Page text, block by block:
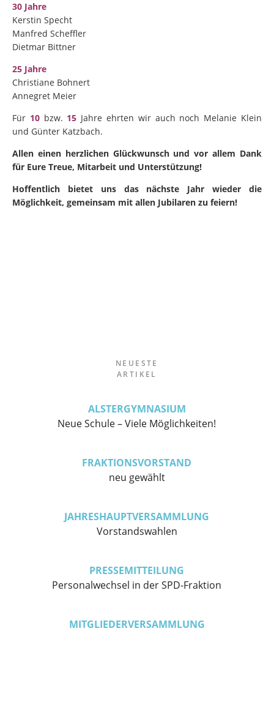
30 Jahre
Kerstin Specht
Manfred Scheffler
Dietmar Bittner
25 Jahre
Christiane Bohnert
Annegret Meier
Für 10bzw. 15 Jahre ehrten wir auch noch Melanie Klein
und Günter Katzbach.
Allen einen herzlichen Glückwunsch und vor allem Dank
für Eure Treue, Mitarbeit und Unterstützung!
Hoffentlich bietet uns das nächste Jahr wieder die
Möglichkeit, gemeinsam mit allen Jubilaren zu feiern!
NEUESTE
ARTIKEL
ALSTERGYMNASIUM
Neue Schule – Viele Möglichkeiten!
FRAKTIONSVORSTAND
neu gewählt
JAHRESHAUPTVERSAMMLUNG
Vorstandswahlen
PRESSEMITTEILUNG
Personalwechsel in der SPD-Fraktion
MITGLIEDERVERSAMMLUNG